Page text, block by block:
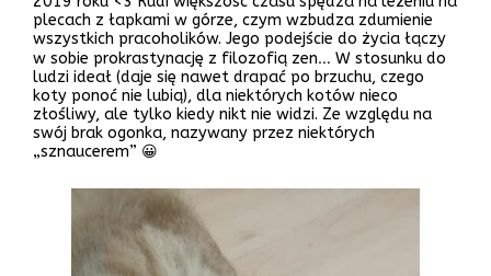
plecach z łapkami w górze, czym wzbudza zdumienie
wszystkich pracoholików. Jego podejście do życia łączy
w sobie prokrastynację z filozofią zen… W stosunku do
ludzi ideał (daje się nawet drapać po brzuchu, czego
koty ponoć nie lubią), dla niektórych kotów nieco
złośliwy, ale tylko kiedy nikt nie widzi. Ze względu na
swój brak ogonka, nazywany przez niektórych
„sznaucerem” 😀